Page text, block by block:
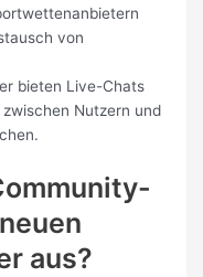
von
bieten Live-Chats
Nutzern und
aus?